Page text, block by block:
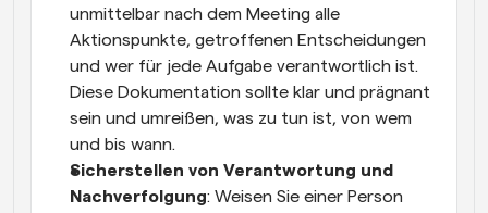
unmittelbar nach dem Meeting alle
Aktionspunkte, getroffenen Entscheidungen
und wer für jede Aufgabe verantwortlich ist.
Diese Dokumentation sollte klar und prägnant
sein und umreißen, was zu tun ist, von wem
und bis wann.
Sicherstellen von Verantwortung und
Nachverfolgung: Weisen Sie einer Person